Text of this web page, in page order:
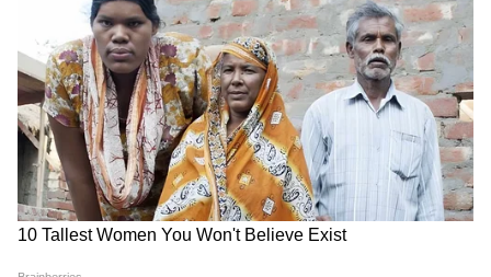
सीएनएन ने बताया कि एक फ्रीलांस फोटोग्राफर, एंड्रयू
लेडन ने एक्स पर बालकनी की तस्वीरें पोस्ट कीं, जो
उन्होंने कहा कि ट्रंप द्वारा तस्वीर पोस्ट करने के बाद रात
9:30 बजे ली गई थीं, जिसमें वह ईगल नहीं दिख रहा था।
तस्वीर के मेटाडेटा में कंटेंट क्रेडेंशियल्स भी हैं जो इंगित
करते हैं कि इसे गूगल एआई के साथ बनाया गया था।
DOWNLOAD APP